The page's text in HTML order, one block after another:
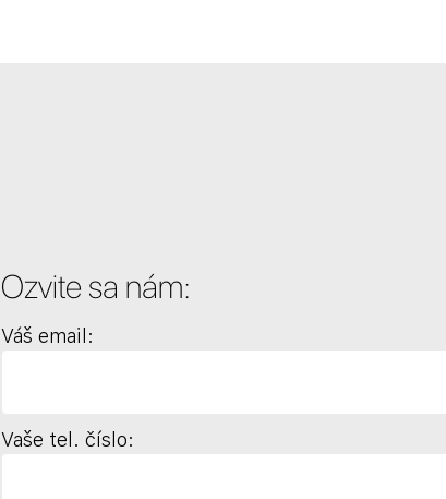
Ozvite sa nám:
Váš email:
Vaše tel. číslo: